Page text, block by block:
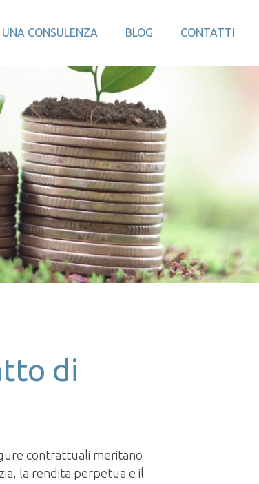
UNA CONSULENZA BLOG CONTATTI
di
contrattuali meritano
la rendita perpetua e il